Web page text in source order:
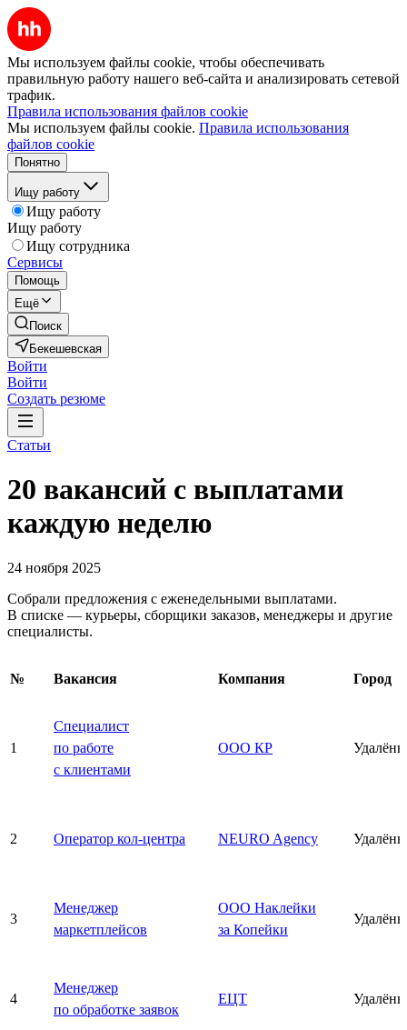
Мы используем файлы cookie, чтобы обеспечивать
правильную работу нашего веб-сайта и анализировать сетевой
трафик.
Правила использования файлов cookie
Мы используем файлы cookie. Правила использования
файлов cookie
Понятно
Ищу работу
Ищу работу
Ищу работу
Ищу сотрудника
Сервисы
Помощь
Ещё
Поиск
Бекешевская
Войти
Войти
Создать резюме
Статьи
20 вакансий с выплатами
каждую неделю
24 ноября 2025
Собрали предложения с еженедельными выплатами.
В списке — курьеры, сборщики заказов, менеджеры и другие
специалисты.
№ Вакансия Компания Город
1
Специалист
по работе
с клиентами
ООО КР
2 Оператор кол-центра NEURO Agency
3
Менеджер
маркетплейсов
ООО Наклейки
за Копейки
4
Менеджер
по обработке заявок
ЕЦТ